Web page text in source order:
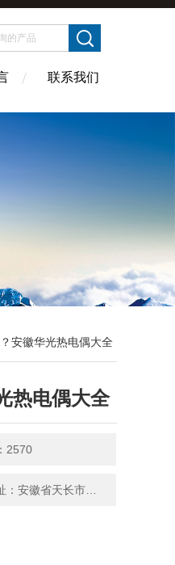
联系我们
安徽华光热电偶大全
热电偶大全
2570